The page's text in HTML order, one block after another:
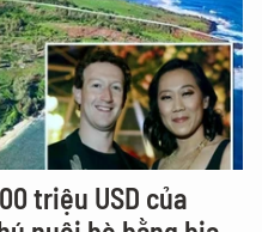
triệu USD của